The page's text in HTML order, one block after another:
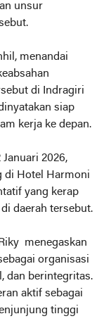
unsur
menandai
di Indragiri
siap
kerja ke depan.
2026,
di Hotel Harmoni
yang kerap
daerah tersebut.
menegaskan
organisasi
dan berintegritas.
aktif sebagai
tinggi